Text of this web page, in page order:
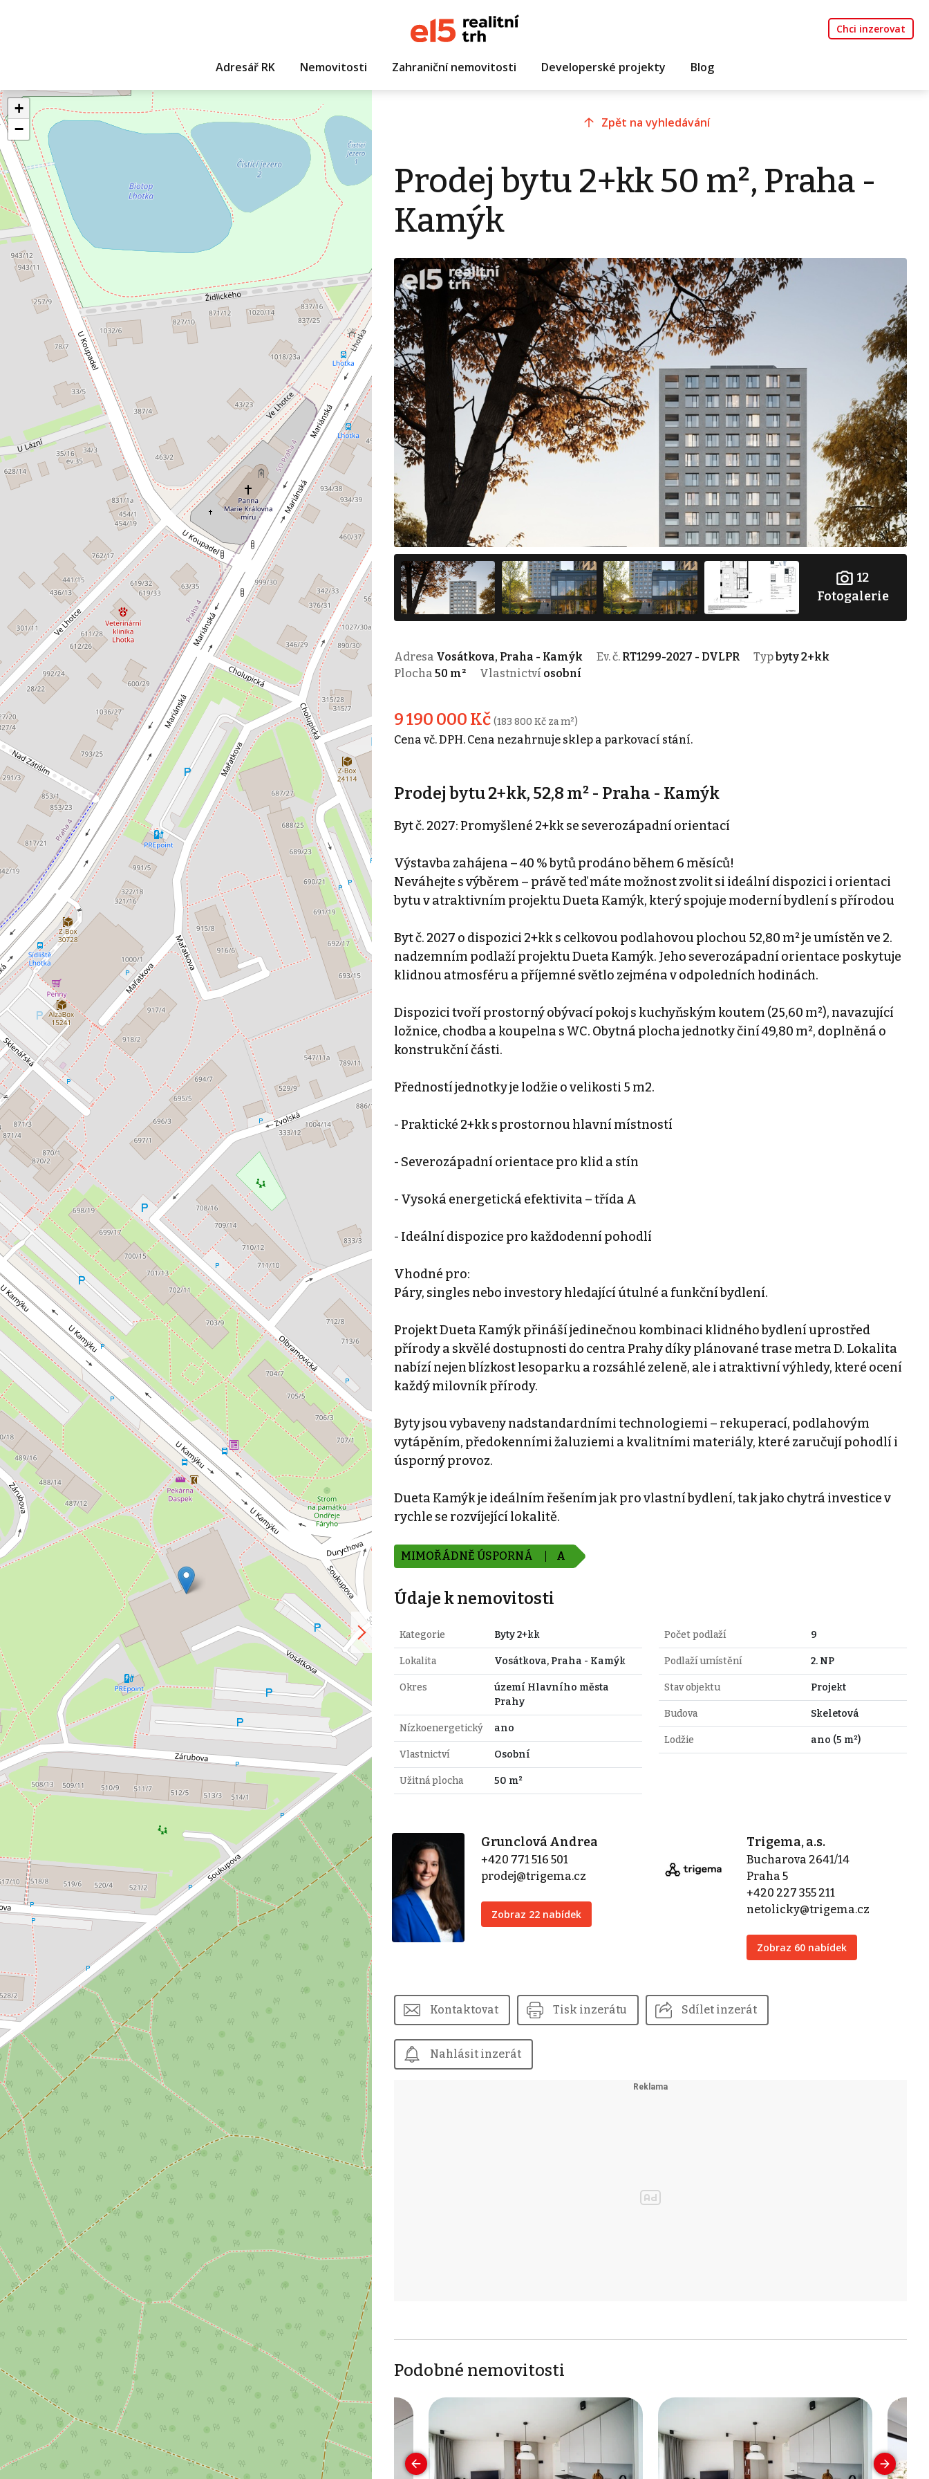
Chci inzerovat
Adresář RK Nemovitosti Zahraniční nemovitosti Developerské projekty Blog
+
−
Zpět na vyhledávání
Prodej bytu 2+kk 50 m², Praha -
Kamýk
12
Fotogalerie
Adresa Vosátkova, Praha - Kamýk Ev. č. RT1299-2027 - DVLPR Typbyty 2+kk
Plocha 50 m² Vlastnictví osobní
9 190 000 Kč (183 800 Kč za m²)
Cena vč. DPH. Cena nezahrnuje sklep a parkovací stání.
Prodej bytu 2+kk, 52,8 m² - Praha - Kamýk
Byt č. 2027: Promyšlené 2+kk se severozápadní orientací
Výstavba zahájena – 40 % bytů prodáno během 6 měsíců!
Neváhejte s výběrem – právě teď máte možnost zvolit si ideální dispozici i orientaci
bytu v atraktivním projektu Dueta Kamýk, který spojuje moderní bydlení s přírodou
Byt č. 2027 o dispozici 2+kk s celkovou podlahovou plochou 52,80 m² je umístěn ve 2.
nadzemním podlaží projektu Dueta Kamýk. Jeho severozápadní orientace poskytuje
klidnou atmosféru a příjemné světlo zejména v odpoledních hodinách.
Dispozici tvoří prostorný obývací pokoj s kuchyňským koutem (25,60 m²), navazující
ložnice, chodba a koupelna s WC. Obytná plocha jednotky činí 49,80 m², doplněná o
konstrukční části.
Předností jednotky je lodžie o velikosti 5 m2.
- Praktické 2+kk s prostornou hlavní místností
- Severozápadní orientace pro klid a stín
- Vysoká energetická efektivita – třída A
- Ideální dispozice pro každodenní pohodlí
Vhodné pro:
Páry, singles nebo investory hledající útulné a funkční bydlení.
Projekt Dueta Kamýk přináší jedinečnou kombinaci klidného bydlení uprostřed
přírody a skvělé dostupnosti do centra Prahy díky plánované trase metra D. Lokalita
nabízí nejen blízkost lesoparku a rozsáhlé zeleně, ale i atraktivní výhledy, které ocení
každý milovník přírody.
Byty jsou vybaveny nadstandardními technologiemi – rekuperací, podlahovým
vytápěním, předokenními žaluziemi a kvalitními materiály, které zaručují pohodlí i
úsporný provoz.
Dueta Kamýk je ideálním řešením jak pro vlastní bydlení, tak jako chytrá investice v
rychle se rozvíjející lokalitě.
MIMOŘÁDNĚ ÚSPORNÁ A
Údaje k nemovitosti
Kategorie Byty 2+kk
Lokalita Vosátkova, Praha - Kamýk
Okres
území Hlavního města
Prahy
Nízkoenergetický ano
Vlastnictví Osobní
Užitná plocha 50 m²
Počet podlaží 9
Podlaží umístění 2. NP
Stav objektu Projekt
Budova Skeletová
Lodžie ano (5 m²)
Grunclová Andrea
+420 771 516 501
prodej@trigema.cz
Zobraz 22 nabídek
Trigema, a.s.
Bucharova 2641/14
Praha 5
+420 227 355 211
netolicky@trigema.cz
Zobraz 60 nabídek
Kontaktovat Tisk inzerátu Sdílet inzerát
Nahlásit inzerát
Podobné nemovitosti